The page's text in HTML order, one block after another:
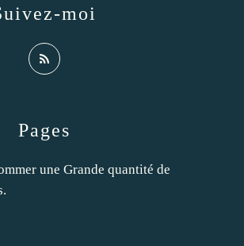
Pages
une Grande quantité de
moi